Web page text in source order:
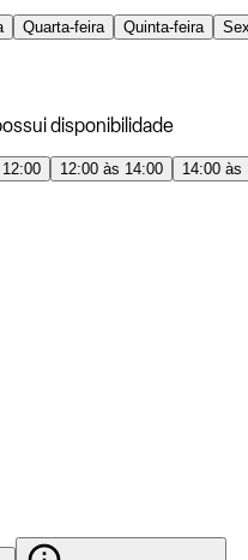
Quarta-feira Quinta-feira
disponibilidade
12:00 às 14:00 14:00 às